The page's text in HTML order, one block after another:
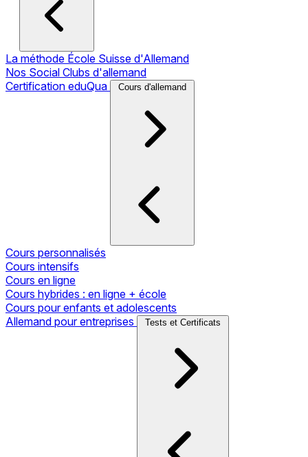
La méthode École Suisse d'Allemand
Nos Social Clubs d'allemand
Certification eduQua
Cours d'allemand
Cours personnalisés
Cours intensifs
Cours en ligne
Cours hybrides : en ligne + école
Cours pour enfants et adolescents
Allemand pour entreprises
Tests et Certificats